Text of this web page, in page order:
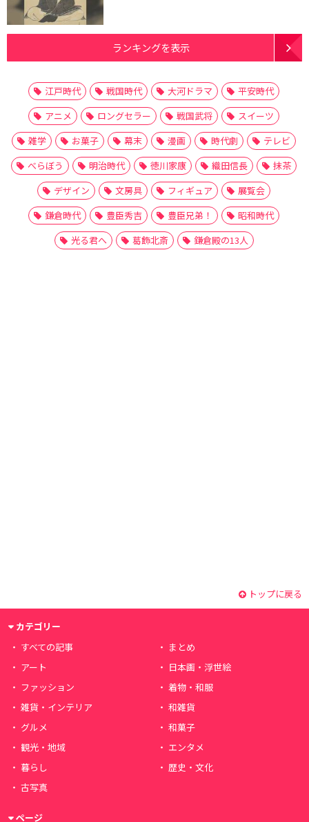
ランキングを表示
江戸時代 戦国時代 大河ドラマ
平安時代
アニメ
ロングセラー 戦国武将
スイーツ
雑学
お菓子 幕末 漫画 時代劇
テレビ
べらぼう
明治時代 徳川家康 織田信長
抹茶
デザイン
文房具 フィギュア
展覧会
鎌倉時代
豊臣秀吉 豊臣兄弟！
昭和時代
光る君へ
葛飾北斎 鎌倉殿の13人
トップに戻る
カテゴリー
すべての記事
まとめ
アート
日本画・浮世絵
ファッション
着物・和服
雑貨・インテリア
和雑貨
グルメ
和菓子
観光・地域
エンタメ
暮らし
歴史・文化
古写真
ページ